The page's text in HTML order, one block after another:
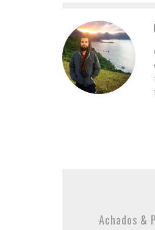
Achados &